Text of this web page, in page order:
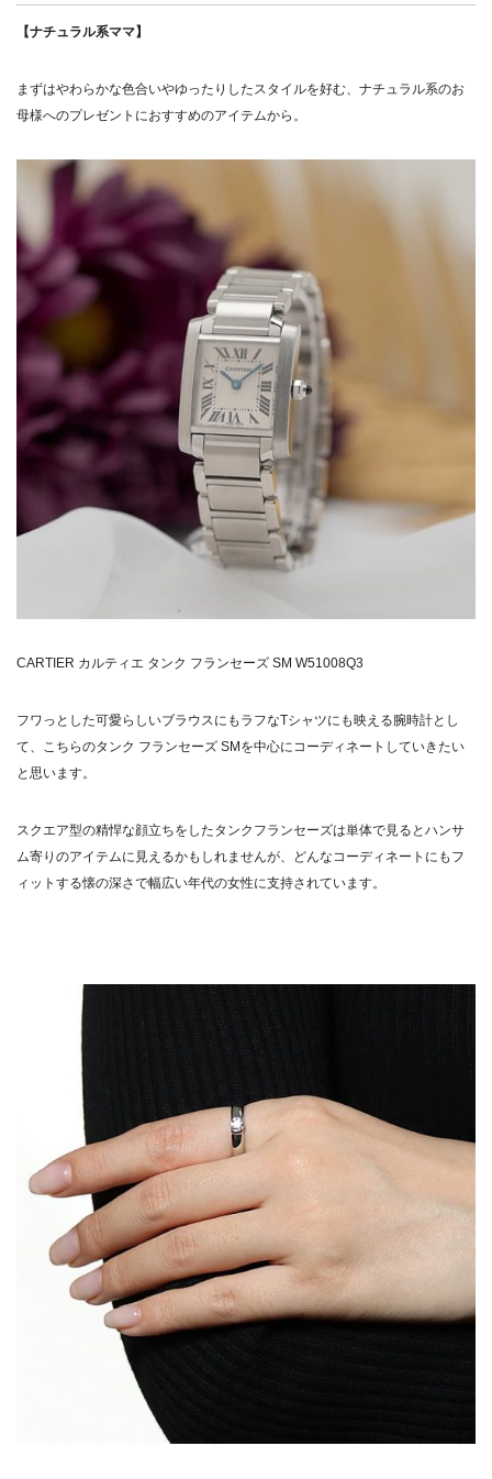
【ナチュラル系ママ】
まずはやわらかな色合いやゆったりしたスタイルを好む、ナチュラル系のお
母様へのプレゼントにおすすめのアイテムから。
CARTIER カルティエ タンク フランセーズ SM W51008Q3
フワっとした可愛らしいブラウスにもラフなTシャツにも映える腕時計とし
て、こちらのタンク フランセーズ SMを中心にコーディネートしていきたい
と思います。
スクエア型の精悍な顔立ちをしたタンクフランセーズは単体で見るとハンサ
ム寄りのアイテムに見えるかもしれませんが、どんなコーディネートにもフ
ィットする懐の深さで幅広い年代の女性に支持されています。